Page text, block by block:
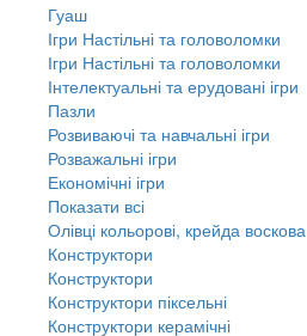
Гуаш
Ігри Настільні та головоломки
Ігри Настільні та головоломки
Інтелектуальні та ерудовані ігри
Пазли
Розвиваючі та навчальні ігри
Розважальні ігри
Економічні ігри
Показати всі
Олівці кольорові, крейда воскова
Конструктори
Конструктори
Конструктори піксельні
Конструктори керамічні